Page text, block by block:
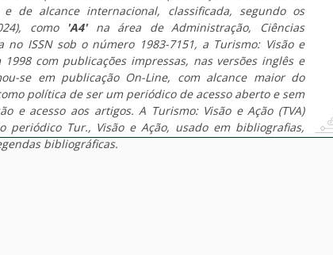
de alcance internacional, classificada, segundo os
como
'A4'na área de Administração, Ciências
no ISSN sob o número 1983-7151, a Turismo: Visão e
com publicações impressas, nas versões inglês e
se em publicação On-Line, com alcance maior do
política de ser um periódico de acesso aberto e sem
e acesso aos artigos. A Turismo: Visão e Ação (TVA)
periódico Tur., Visão e Ação, usado em bibliografias,
bibliográficas.